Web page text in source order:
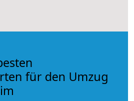
für den Umzug